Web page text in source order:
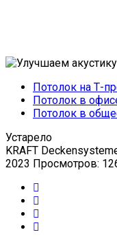
Потолок на Т-
Потолок в
Потолок в
Устарело
KRAFT
2023 Просмотров: